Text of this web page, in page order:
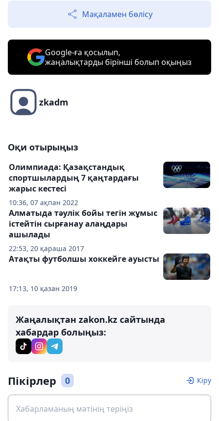
Мақаламен бөлісу
Google-ға қосылып,
жаңалықтарды бірінші болып оқыңыз
zkadm
Оқи отырыңыз
10:36, 07 ақпан 2022
Олимпиада: Қазақстандық
спортшылардың 7 қаңтардағы
жарыс кестесі
22:53, 20 қараша 2017
Алматыда тәулік бойы тегін жұмыс
істейтін сырғанау алаңдары
ашылады
17:13, 10 қазан 2019
Атақты футболшы хоккейге ауысты
Жаңалықтан zakon.kz сайтында
хабардар болыңыз:
Пікірлер 0 Кіру